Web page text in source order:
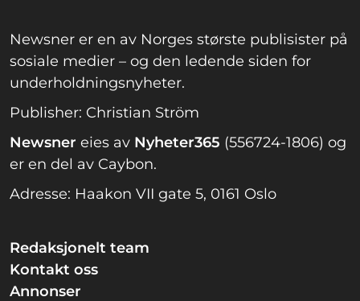
Newsner er en av Norges største publisister på
sosiale medier – og den ledende siden for
underholdningsnyheter.
Publisher: Christian Ström
Newsner eies av Nyheter365 (556724-1806) og
er en del av Caybon.
Adresse: Haakon VII gate 5, 0161 Oslo
Redaksjonelt team
Kontakt oss
Annonser